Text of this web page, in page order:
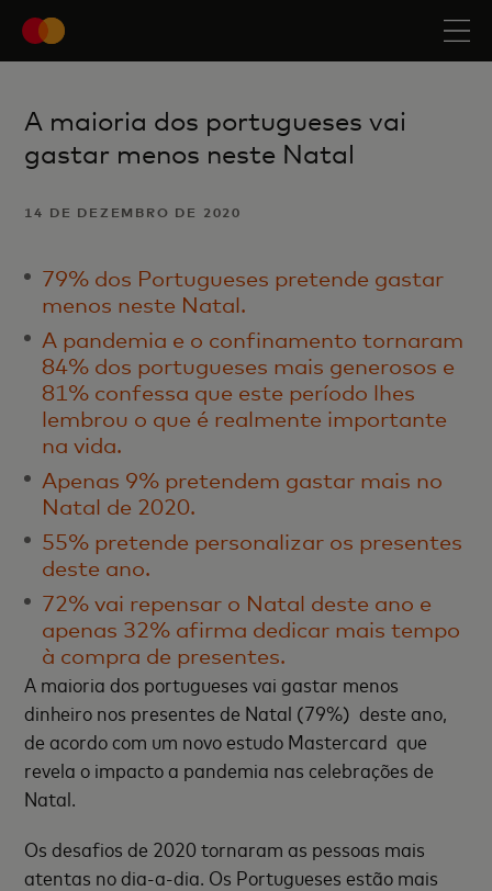
A maioria dos portugueses vai
gastar menos neste Natal
14 DE DEZEMBRO DE 2020
79% dos Portugueses pretende gastar
menos neste Natal.
A pandemia e o confinamento tornaram
84% dos portugueses mais generosos e
81% confessa que este período lhes
lembrou o que é realmente importante
na vida.
Apenas 9% pretendem gastar mais no
Natal de 2020.
55% pretende personalizar os presentes
deste ano.
72% vai repensar o Natal deste ano e
apenas 32% afirma dedicar mais tempo
à compra de presentes.
A maioria dos portugueses vai gastar menos
dinheiro nos presentes de Natal (79%) deste ano,
de acordo com um novo estudo Mastercard que
revela o impacto a pandemia nas celebrações de
Natal.
Os desafios de 2020 tornaram as pessoas mais
atentas no dia-a-dia. Os Portugueses estão mais